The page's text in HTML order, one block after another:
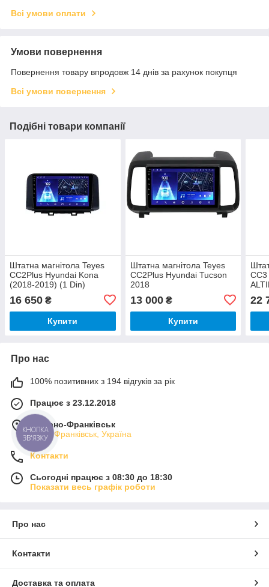
Всі умови оплати
Умови повернення
Повернення товару впродовж 14 днів за рахунок покупця
Всі умови повернення
Подібні товари компанії
Штатна магнітола Teyes
CC2Plus Hyundai Kona
(2018-2019) (1 Din)
16 650 ₴
Купити
Штатна магнітола Teyes
CC2Plus Hyundai Tucson
2018
13 000₴
Купити
22
Про нас
100% позитивних з 194 відгуків за рік
Працює з 23.12.2018
м. Івано-Франківськ
Івано-Франківськ, Україна
Контакти
Сьогодні працює з 08:30 до 18:30
Показати весь графік роботи
Про нас
Контакти
Доставка та оплата
КНОПКА
ЗВ'ЯЗКУ